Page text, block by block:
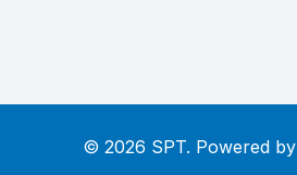
© 2026 SPT. Powered by